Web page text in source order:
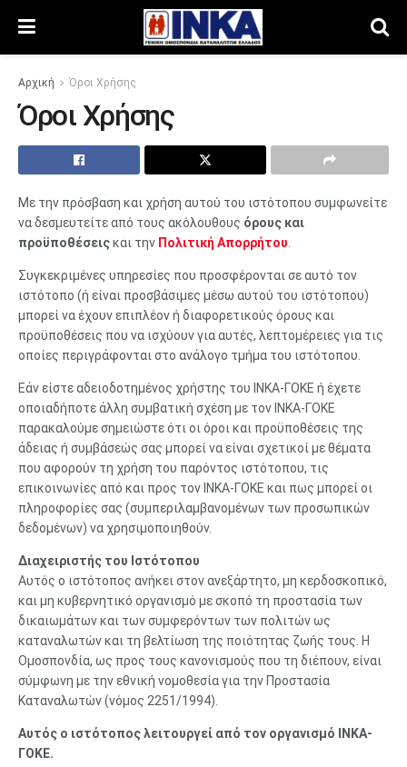
Αρχική Όροι Χρήσης
Όροι Χρήσης
Με την πρόσβαση και χρήση αυτού του ιστότοπου συμφωνείτε
να δεσμευτείτε από τους ακόλουθους όρους και
προϋποθέσειςκαι την Πολιτική Απορρήτου
Συγκεκριμένες υπηρεσίες που προσφέρονται σε αυτό τον
ιστότοπο (ή είναι προσβάσιμες μέσω αυτού του ιστότοπου)
μπορεί να έχουν επιπλέον ή διαφορετικούς όρους και
προϋποθέσεις που να ισχύουν για αυτές, λεπτομέρειες για τις
οποίες περιγράφονται στο ανάλογο τμήμα του ιστότοπου.
Εάν είστε αδειοδοτημένος χρήστης του ΙΝΚΑ-ΓΟΚΕ ή έχετε
οποιαδήποτε άλλη συμβατική σχέση με τον ΙΝΚΑ-ΓΟΚΕ
παρακαλούμε σημειώστε ότι οι όροι και προϋποθέσεις της
άδειας ή συμβάσεώς σας μπορεί να είναι σχετικοί με θέματα
που αφορούν τη χρήση του παρόντος ιστότοπου, τις
επικοινωνίες από και προς τον ΙΝΚΑ-ΓΟΚΕ και πως μπορεί οι
πληροφορίες σας (συμπεριλαμβανομένων των προσωπικών
δεδομένων) να χρησιμοποιηθούν.
Διαχειριστής του Ιστότοπου
Αυτός ο ιστότοπος ανήκει στον ανεξάρτητο, μη κερδοσκοπικό,
και μη κυβερνητικό οργανισμό με σκοπό τη προστασία των
δικαιωμάτων και των συμφερόντων των πολιτών ως
καταναλωτών και τη βελτίωση της ποιότητας ζωής τους. Η
Ομοσπονδία, ως προς τους κανονισμούς που τη διέπουν, είναι
σύμφωνη με την εθνική νομοθεσία για την Προστασία
Καταναλωτών (νόμος 2251/1994).
Αυτός ο ιστότοπος λειτουργεί από τον οργανισμό ΙΝΚΑ-
ΓΟΚΕ.